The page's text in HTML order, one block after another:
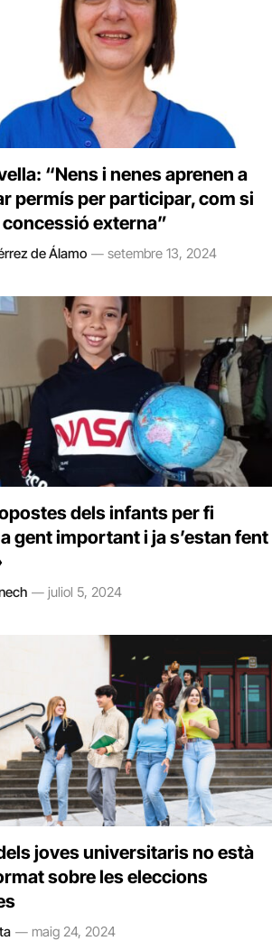
“Nens i nenes aprenen a
permís per participar, com si
externa”
de Álamo setembre 13, 2024
dels infants per fi
gent important i ja s’estan fent
juliol 5, 2024
joves universitaris no està
sobre les eleccions
maig 24, 2024